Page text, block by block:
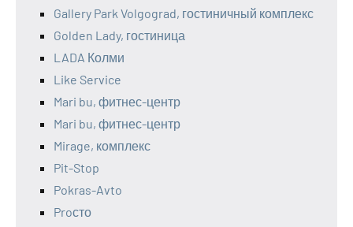
Gallery Park Volgograd, гостиничный комплекс
Golden Lady, гостиница
LADA Колми
Like Service
Mari bu, фитнес-центр
Mari bu, фитнес-центр
Mirage, комплекс
Pit-Stop
Pokras-Avto
Proсто